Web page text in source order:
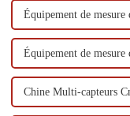
Équipement de
Équipement de mesure
Chine Multi-capteurs